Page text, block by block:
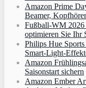
Amazon Prime
Beamer,
Fußball-WM 2026
optimieren Sie Ihr
Philips Hue
Amazon
Saisonstart sichern
Amazon Ember